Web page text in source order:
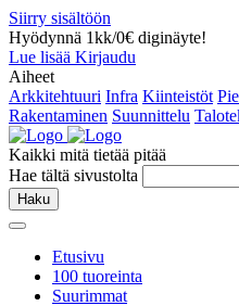
Siirry sisältöön
Hyödynnä 1kk/0€ diginäyte!
Lue lisää Kirjaudu
Aiheet
Arkkitehtuuri Infra Kiinteistöt
Rakentaminen Suunnittelu
Kaikki mitä tietää pitää
Hae tältä sivustolta
Haku
Etusivu
100 tuoreinta
Suurimmat